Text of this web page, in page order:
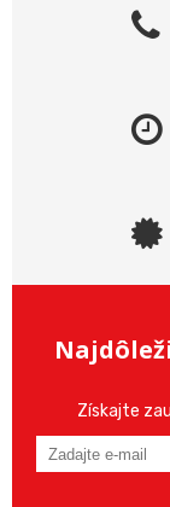
Získajte